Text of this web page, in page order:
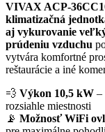
VIVAX ACP-
klimatizačná
aj vykurovanie
prúdeniu vzduchu
vytvára komfortné
reštaurácie a iné
💨 Výkon 10,5 kW –
rozsiahle miestnosti
📡 Možnosť WiFi